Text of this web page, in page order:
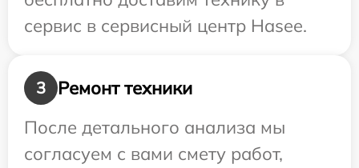
сервис в сервисный центр Hasee.
3
Ремонт техники
После детального анализа мы
согласуем с вами смету работ,